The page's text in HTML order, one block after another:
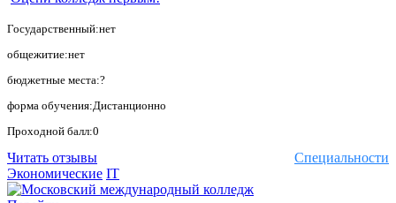
Государственный:нет
общежитие:нет
бюджетные места:?
форма обучения:Дистанционно
Проходной балл:0
Специальности
Читать отзывы
Экономические IT